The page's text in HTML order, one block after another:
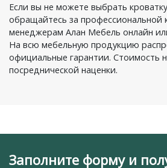
Если вы не можете выбрать
обращайтесь за профессиональной
менеджерам Алан Мебель онлайн
На всю мебельную продукцию
официальные гарантии. Стоимость
посреднической наценки.
Заполните форму и